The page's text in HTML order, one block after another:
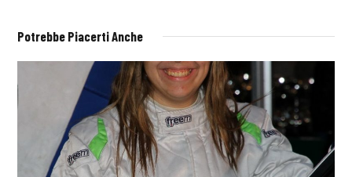
Potrebbe Piacerti Anche